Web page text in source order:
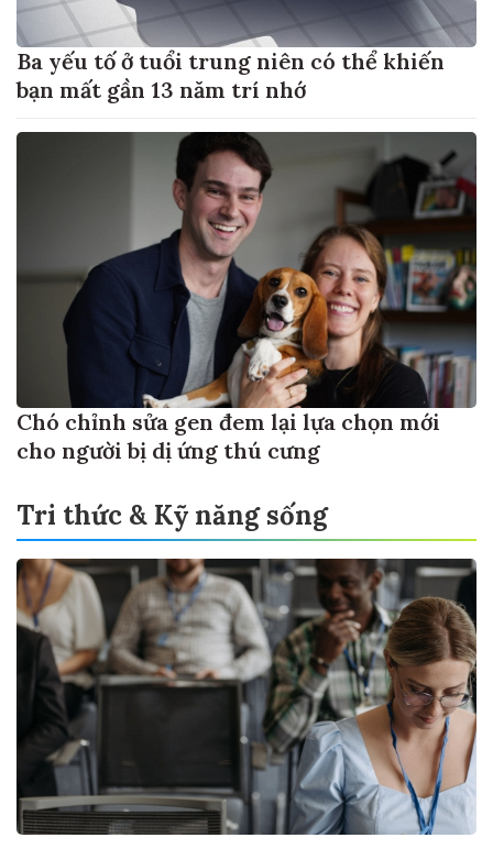
Ba yếu tố ở tuổi trung niên có thể khiến
bạn mất gần 13 năm trí nhớ
Chó chỉnh sửa gen đem lại lựa chọn mới
cho người bị dị ứng thú cưng
Tri thức & Kỹ năng sống